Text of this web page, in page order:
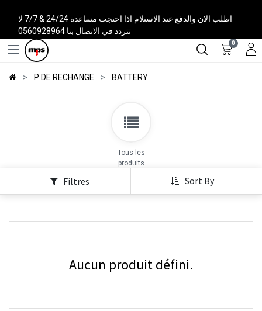
اطلب الان والدفع عند الاستلام اذا احتجت مساعدة 24/24 & 7/7 لا
تتردد في الاتصال بنا 0560928964
0
P DE RECHANGE BATTERY
Tous les
produits
Filtres Sort By
Aucun produit défini.